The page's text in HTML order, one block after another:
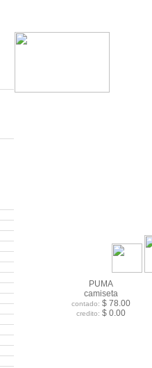
PUMA
camiseta
contado: $ 78.00
credito: $ 0.00